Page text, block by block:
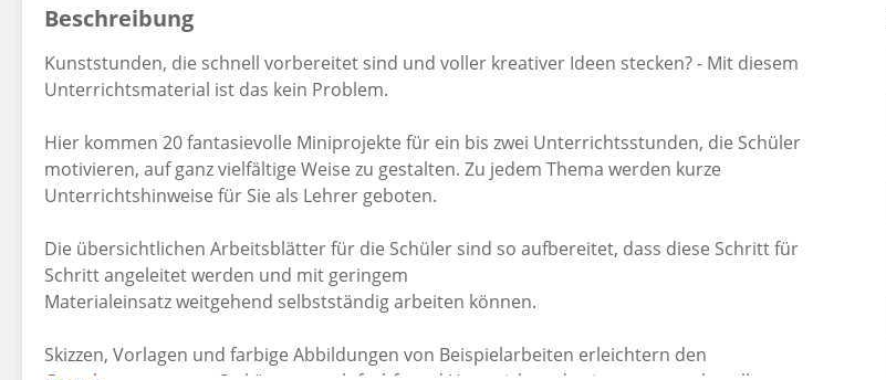
Beschreibung
Kunststunden, die schnell vorbereitet sind und voller kreativer Ideen stecken? - Mit diesem
Unterrichtsmaterial ist das kein Problem.
Hier kommen 20 fantasievolle Miniprojekte für ein bis zwei Unterrichtsstunden, die Schüler
motivieren, auf ganz vielfältige Weise zu gestalten. Zu jedem Thema werden kurze
Unterrichtshinweise für Sie als Lehrer geboten.
Die übersichtlichen Arbeitsblätter für die Schüler sind so aufbereitet, dass diese Schritt für
Schritt angeleitet werden und mit geringem
Materialeinsatz weitgehend selbstständig arbeiten können.
Skizzen, Vorlagen und farbige Abbildungen von Beispielarbeiten erleichtern den